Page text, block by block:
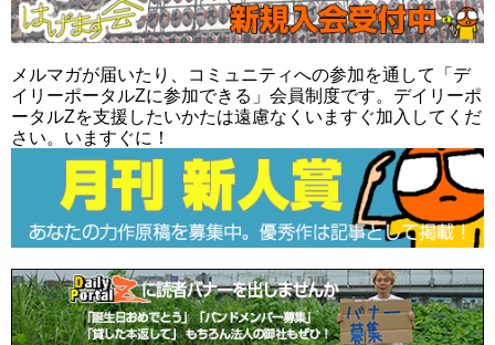
メルマガが届いたり、コミュニティへの参加を通して「デ
イリーポータルZに参加できる」会員制度です。デイリーポ
ータルZを支援したいかたは遠慮なくいますぐ加入してくだ
さい。いますぐに！